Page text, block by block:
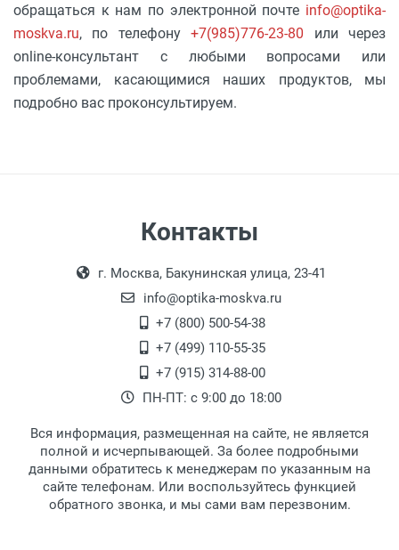
обращаться к нам по электронной почте info@optika-
moskva.ru, по телефону+7(985)776-23-80 или через
online-консультант с любыми вопросами или
проблемами, касающимися наших продуктов, мы
подробно вас проконсультируем.
Контакты
г. Москва, Бакунинская улица, 23-41
info@optika-moskva.ru
+7 (800) 500-54-38
+7 (499) 110-55-35
+7 (915) 314-88-00
ПН-ПТ: с 9:00 до 18:00
Вся информация, размещенная на сайте, не является
полной и исчерпывающей. За более подробными
данными обратитесь к менеджерам по указанным на
сайте телефонам. Или воспользуйтесь функцией
обратного звонка, и мы сами вам перезвоним.